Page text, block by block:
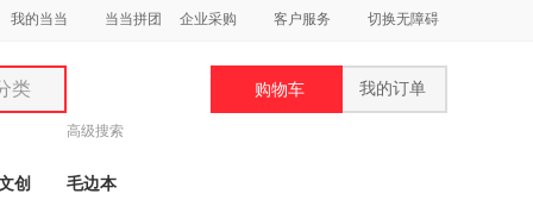
我的当当 当当拼团 企业采购 客户服务 切换无障碍
类
高级搜索
购物车 我的订单
创 毛边本